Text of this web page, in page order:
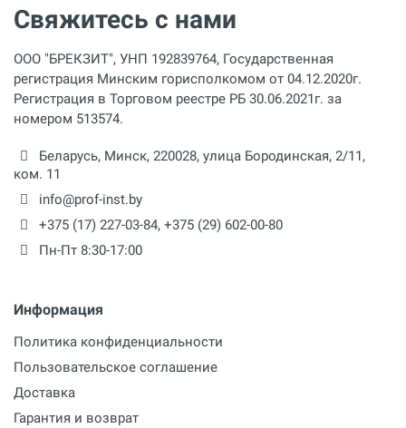
Свяжитесь с нами
ООО "БРЕКЗИТ", УНП 192839764, Государственная
регистрация Минским горисполкомом от 04.12.2020г.
Регистрация в Торговом реестре РБ 30.06.2021г. за
номером 513574.
Беларусь, Минск, 220028, улица Бородинская, 2/11,
ком. 11
info@prof-inst.by
+375 (17) 227-03-84, +375 (29) 602-00-80
Пн-Пт 8:30-17:00
Информация
Политика конфиденциальности
Пользовательское соглашение
Доставка
Гарантия и возврат